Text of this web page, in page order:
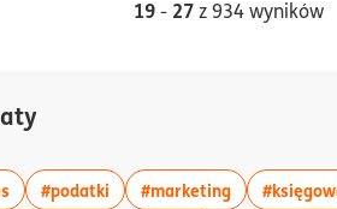
19- 27z 934 wyników
z tagiem:#na start
więcej artykułów z tagiem:#biznes
#podatki więcej artykułów z
#marketingwięcej